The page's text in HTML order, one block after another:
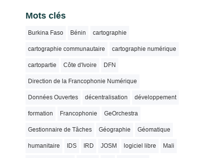
Mots clés
Burkina Faso Bénin cartographie
cartographie communautaire cartographie numérique
cartopartie Côte d'Ivoire DFN
Direction de la Francophonie Numérique
Données Ouvertes décentralisation développement
formation Francophonie GeOrchestra
Gestionnaire de Tâches Géographie Géomatique
humanitaire IDS IRD JOSM logiciel libre Mali